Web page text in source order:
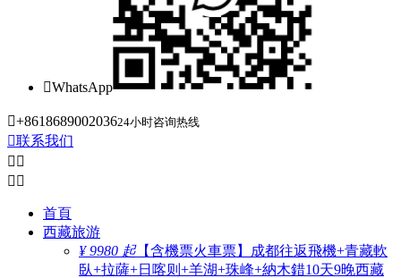
WhatsApp
+861868900203624小时咨询热线
联系我们
 
 
首頁
西藏旅游
¥ 9980 起【含機票火車票】成都往返飛機+青藏軟
臥+拉薩+日喀则+羊湖+珠峰+納木錯10天9晚西藏